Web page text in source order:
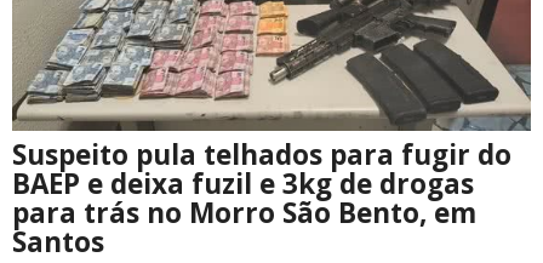
Suspeito pula telhados para fugir do
BAEP e deixa fuzil e 3kg de drogas
para trás no Morro São Bento, em
Santos